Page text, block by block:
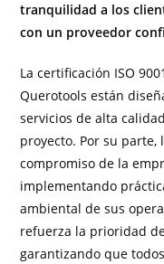
tranquilidad a los
con un proveedor
La certificación ISO
Querotools están
servicios de alta
proyecto. Por su parte,
compromiso de la
implementando
ambiental de sus
refuerza la prioridad
garantizando que